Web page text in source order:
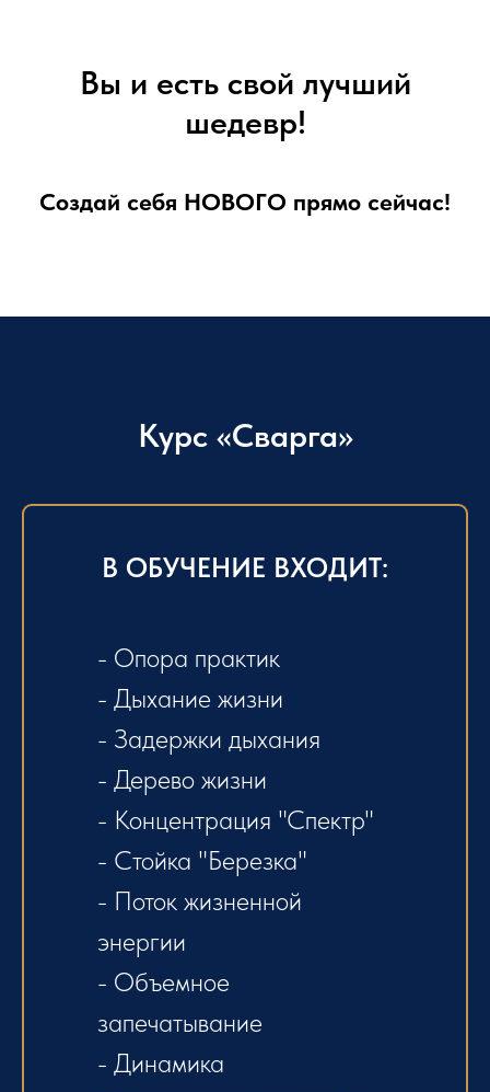
Вы и есть свой лучший
шедевр!
Создай себя НОВОГО прямо сейчас!
Курс «Сварга»
В ОБУЧЕНИЕ ВХОДИТ:
- Опора практик
- Дыхание жизни
- Задержки дыхания
- Дерево жизни
- Концентрация "Спектр"
- Стойка "Березка"
- Поток жизненной
энергии
- Объемное
запечатывание
- Динамика